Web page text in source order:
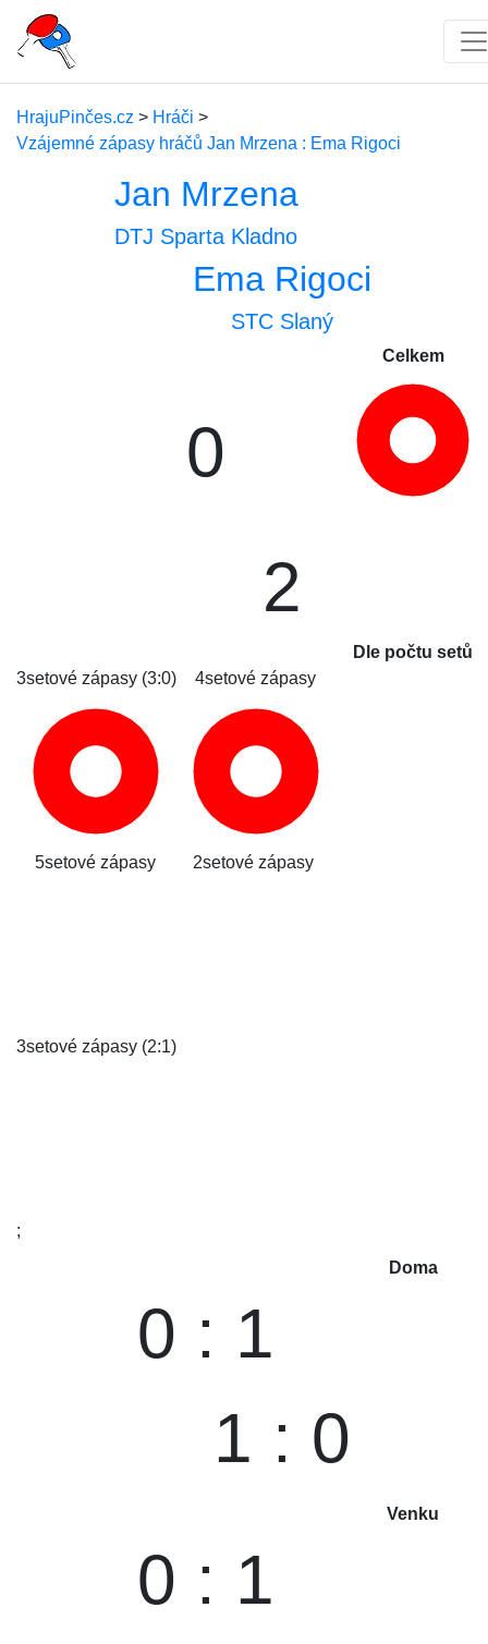
HrajuPinčes.cz > Hráči >
Vzájemné zápasy hráčů Jan Mrzena : Ema Rigoci
Jan Mrzena
DTJ Sparta Kladno
Ema Rigoci
STC Slaný
Celkem
0
2
Dle počtu setů
3setové zápasy (3:0)
4setové zápasy
5setové zápasy 2setové zápasy
3setové zápasy (2:1)
;
Doma
0 : 1
1 : 0
Venku
0 : 1